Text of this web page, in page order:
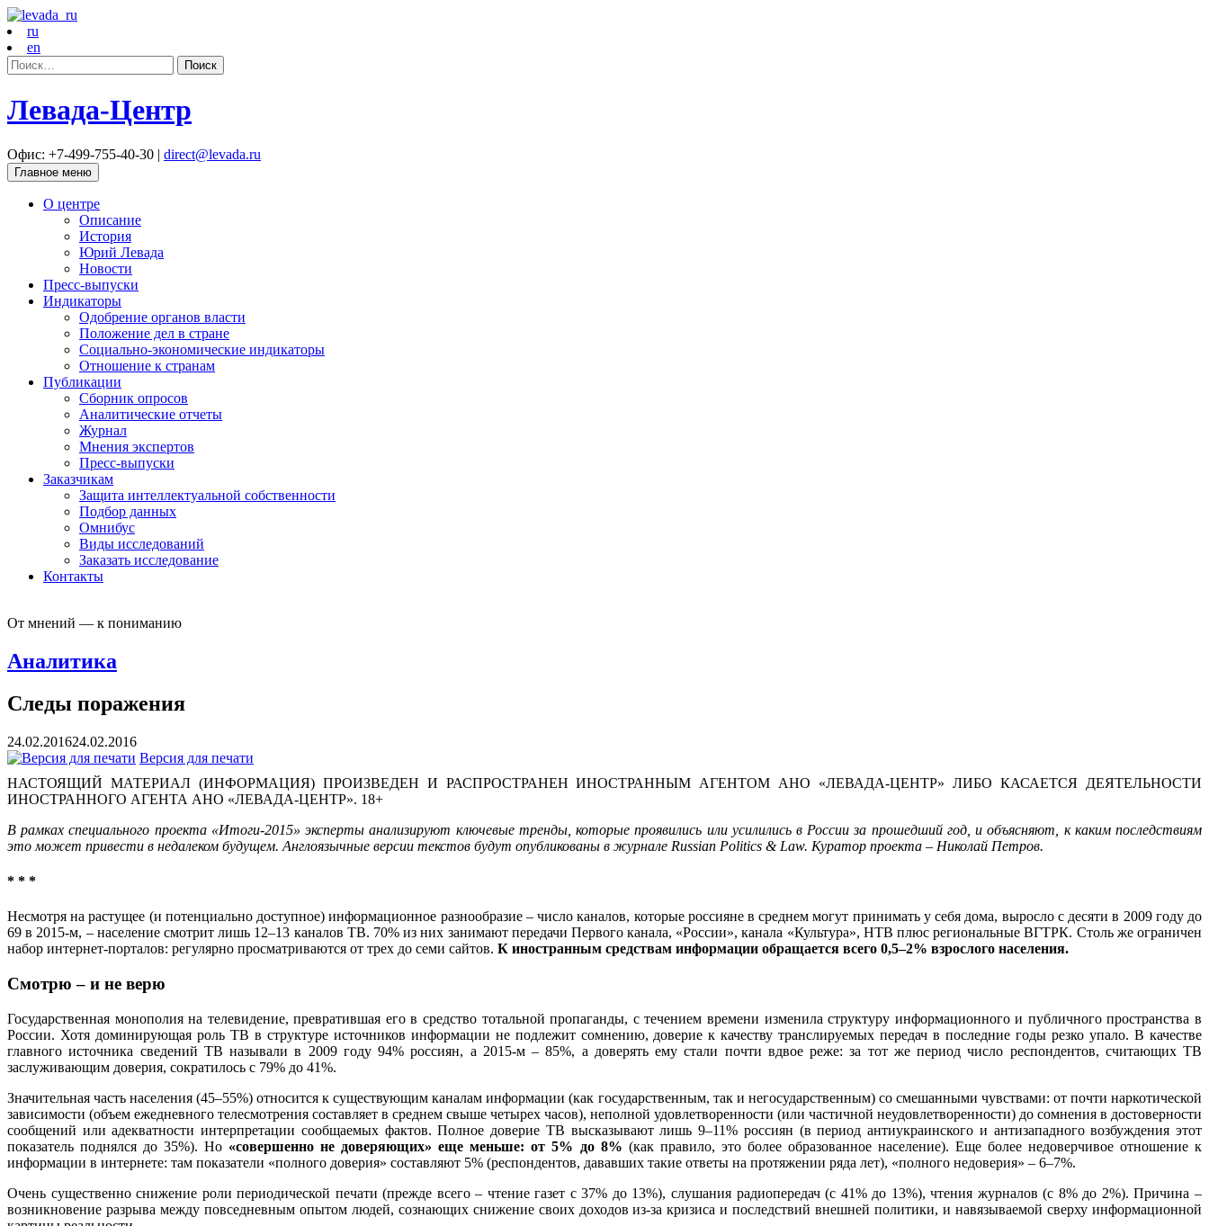
ru
en
Найти:
Левада-Центр
Офис: +7-499-755-40-30 | direct@levada.ru
Главное меню
О центре
Описание
История
Юрий Левада
Новости
Пресс-выпуски
Индикаторы
Одобрение органов власти
Положение дел в стране
Социально-экономические индикаторы
Отношение к странам
Публикации
Сборник опросов
Аналитические отчеты
Журнал
Мнения экспертов
Пресс-выпуски
Заказчикам
Защита интеллектуальной собственности
Подбор данных
Омнибус
Виды исследований
Заказать исследование
Контакты
От мнений — к пониманию
Аналитика
Следы поражения
24.02.201624.02.2016
Версия для печати
НАСТОЯЩИЙ МАТЕРИАЛ (ИНФОРМАЦИЯ) ПРОИЗВЕДЕН И РАСПРОСТРАНЕН ИНОСТРАННЫМ АГЕНТОМ АНО «ЛЕВАДА-ЦЕНТР» ЛИБО КАСАЕТСЯ ДЕЯТЕЛЬНОСТИ
ИНОСТРАННОГО АГЕНТА АНО «ЛЕВАДА-ЦЕНТР». 18+
В рамках специального проекта «Итоги-2015» эксперты анализируют ключевые тренды, которые проявились или усилились в России за прошедший год, и объясняют, к каким последствиям
это может привести в недалеком будущем. Англоязычные версии текстов будут опубликованы в журнале Russian Politics & Law. Куратор проекта – Николай Петров.
* * *
Несмотря на растущее (и потенциально доступное) информационное разнообразие – число каналов, которые россияне в среднем могут принимать у себя дома, выросло с десяти в 2009 году до
69 в 2015-м, – население смотрит лишь 12–13 каналов ТВ. 70% из них занимают передачи Первого канала, «России», канала «Культура», НТВ плюс региональные ВГТРК. Столь же ограничен
набор интернет-порталов: регулярно просматриваются от трех до семи сайтов. К иностранным средствам информации обращается всего 0,5–2% взрослого населения.
Смотрю – и не верю
Государственная монополия на телевидение, превратившая его в средство тотальной пропаганды, с течением времени изменила структуру информационного и публичного пространства в
России. Хотя доминирующая роль ТВ в структуре источников информации не подлежит сомнению, доверие к качеству транслируемых передач в последние годы резко упало. В качестве
главного источника сведений ТВ называли в 2009 году 94% россиян, а 2015-м – 85%, а доверять ему стали почти вдвое реже: за тот же период число респондентов, считающих ТВ
заслуживающим доверия, сократилось с 79% до 41%.
Значительная часть населения (45–55%) относится к существующим каналам информации (как государственным, так и негосударственным) со смешанными чувствами: от почти наркотической
зависимости (объем ежедневного телесмотрения составляет в среднем свыше четырех часов), неполной удовлетворенности (или частичной неудовлетворенности) до сомнения в достоверности
сообщений или адекватности интерпретации сообщаемых фактов. Полное доверие ТВ высказывают лишь 9–11% россиян (в период антиукраинского и антизападного возбуждения этот
показатель поднялся до 35%). Но «совершенно не доверяющих» еще меньше: от 5% до 8% (как правило, это более образованное население). Еще более недоверчивое отношение к
информации в интернете: там показатели «полного доверия» составляют 5% (респондентов, дававших такие ответы на протяжении ряда лет), «полного недоверия» – 6–7%.
Очень существенно снижение роли периодической печати (прежде всего – чтение газет с 37% до 13%), слушания радиопередач (с 41% до 13%), чтения журналов (с 8% до 2%). Причина –
возникновение разрыва между повседневным опытом людей, сознающих снижение своих доходов из-за кризиса и последствий внешней политики, и навязываемой сверху информационной